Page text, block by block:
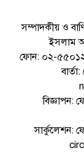
সম্পাদকীয় ও
ইসলাম
ফোন: ০২-